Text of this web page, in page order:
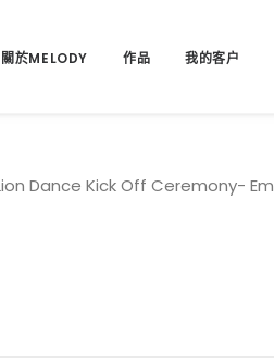
關於MELODY 作品 我的客户